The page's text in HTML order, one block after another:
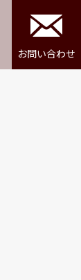
お問い合わせ